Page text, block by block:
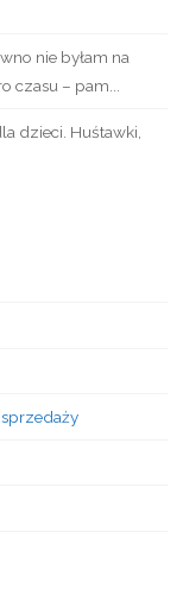
nie byłam na
czasu – pam...
dzieci. Huśtawki,
sprzedaży